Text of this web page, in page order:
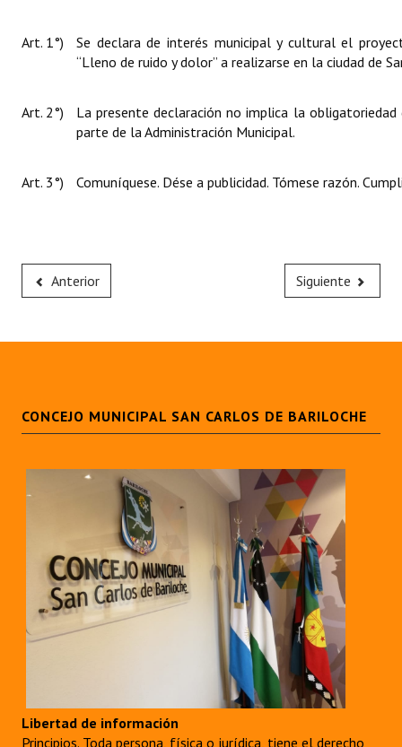
Art. 1°)
Se declara de interés municipal y cultural el
“Lleno de ruido y dolor” a realizarse en la ciudad de
Art. 2°)
La presente declaración no implica la
parte de la Administración Municipal.
Art. 3°) Comuníquese. Dése a publicidad. Tómese razón.
Anterior Siguiente
CONCEJO MUNICIPAL SAN CARLOS DE BARILOCHE
Libertad de información
Principios. Toda persona, física o jurídica, tiene el derecho